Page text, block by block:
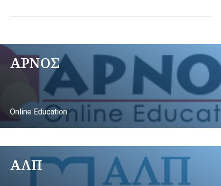
ΑΡΝΟΣ
Online Education
ΑΛΠ